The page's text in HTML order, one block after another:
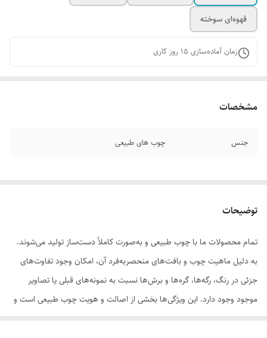
قهوه‌ای سوخته
زمان آماده‌سازی 15 روز کاری
مشخصات
جنس چوب های طبیعی
توضیحات
تمام محصولات ما با چوب طبیعی و به‌صورت کاملاً دست‌ساز تولید می‌شوند.
به دلیل ماهیت چوب و بافت‌های منحصر‌به‌فرد آن، امکان وجود تفاوت‌های
جزئی در رنگ، رگه‌ها، گره‌ها و برش‌ها نسبت به نمونه‌های قبلی یا تصاویر
موجود وجود دارد. این ویژگی‌ها بخشی از اصالت و هویت چوب طبیعی است و